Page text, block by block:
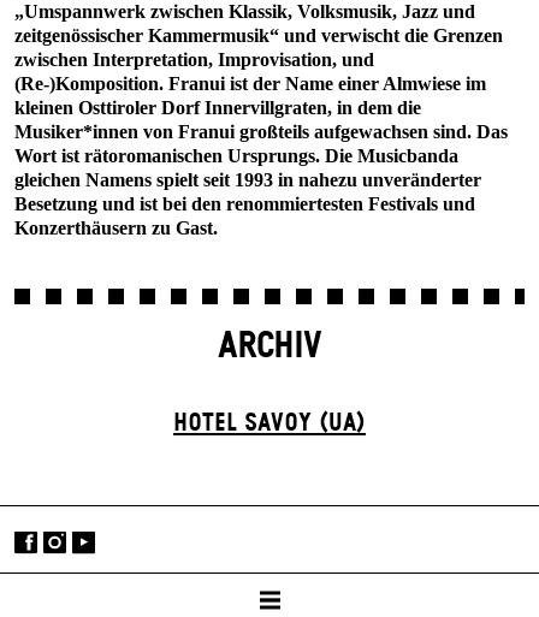
„Umspannwerk zwischen Klassik, Volksmusik, Jazz und
zeitgenössischer Kammermusik“ und verwischt die Grenzen
zwischen Interpretation, Improvisation, und
(Re-)Komposition. Franui ist der Name einer Almwiese im
kleinen Osttiroler Dorf Innervillgraten, in dem die
Musiker*innen von Franui großteils aufgewachsen sind. Das
Wort ist rätoromanischen Ursprungs. Die Musicbanda
gleichen Namens spielt seit 1993 in nahezu unveränderter
Besetzung und ist bei den renommiertesten Festivals und
Konzerthäusern zu Gast.
ARCHIV
HOTEL SAVOY (UA)